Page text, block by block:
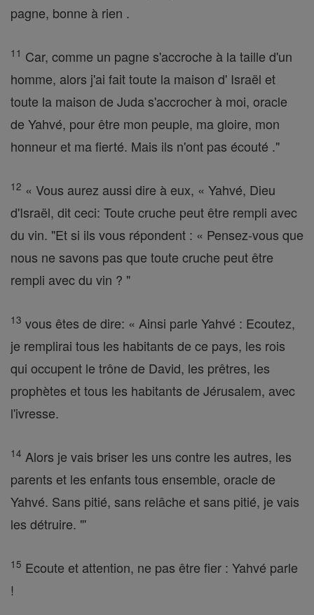
pagne, bonne à rien .
11 Car, comme un pagne s'accroche à la taille d'un
homme, alors j'ai fait toute la maison d' Israël et
toute la maison de Juda s'accrocher à moi, oracle
de Yahvé, pour être mon peuple, ma gloire, mon
honneur et ma fierté. Mais ils n'ont pas écouté ."
12 « Vous aurez aussi dire à eux, « Yahvé, Dieu
d'Israël, dit ceci: Toute cruche peut être rempli avec
du vin. "Et si ils vous répondent : « Pensez-vous que
nous ne savons pas que toute cruche peut être
rempli avec du vin ? "
13 vous êtes de dire: « Ainsi parle Yahvé : Ecoutez,
je remplirai tous les habitants de ce pays, les rois
qui occupent le trône de David, les prêtres, les
prophètes et tous les habitants de Jérusalem, avec
l'ivresse.
14 Alors je vais briser les uns contre les autres, les
parents et les enfants tous ensemble, oracle de
Yahvé. Sans pitié, sans relâche et sans pitié, je vais
les détruire. "'
15 Ecoute et attention, ne pas être fier : Yahvé parle
!